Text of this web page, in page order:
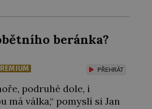
hodili další nebožáky,
beránka?
PŘEHRÁT
podruhé dole, i
má válka,“ pomyslí si Jan